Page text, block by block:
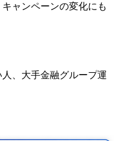
ャンペーンの変化にも
、大手金融グループ運